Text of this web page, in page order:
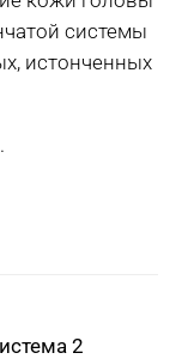
системы
истонченных
2